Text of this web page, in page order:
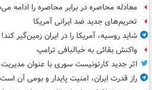
معادله محاصره در برابر محاصره را ادامه
تحریم‌های جدید ضد ایرانی آمریکا
شاید روسیه، آمریکا را در ایران زمین‌گیر کند!
واکنش بقائی به خیالبافی ترامپ
اثر جدید کارتونیست سوری با عنوان
راز قدرت ایران، امنیت پایدار و بومی آن